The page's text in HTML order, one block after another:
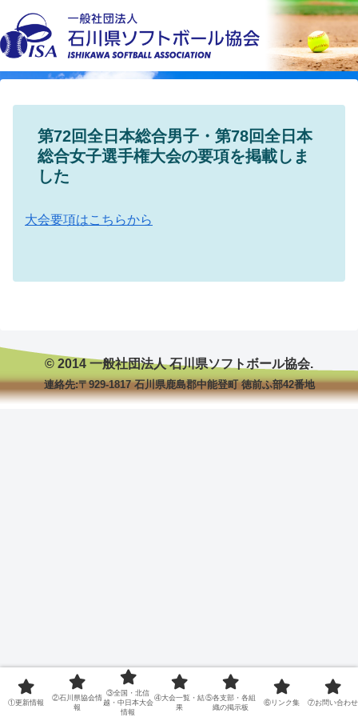
第72回全日本総合男子・第78回全日本
総合女子選手権大会の要項を掲載しま
した
大会要項はこちらから
© 2014 一般社団法人 石川県ソフトボール協会.
連絡先:〒929-1817 石川県鹿島郡中能登町 徳前ふ部42番地
①更新情報
②石川県協会情
報
③全国・北信
越・中日本大会
情報
④大会一覧・結
果
⑤各支部・各組
織の掲示板
⑥リンク集 ⑦お問い合わせ